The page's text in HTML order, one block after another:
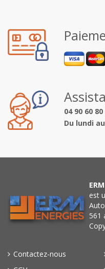
04 90 60 80
Du lundi
est
561
Contactez-nous